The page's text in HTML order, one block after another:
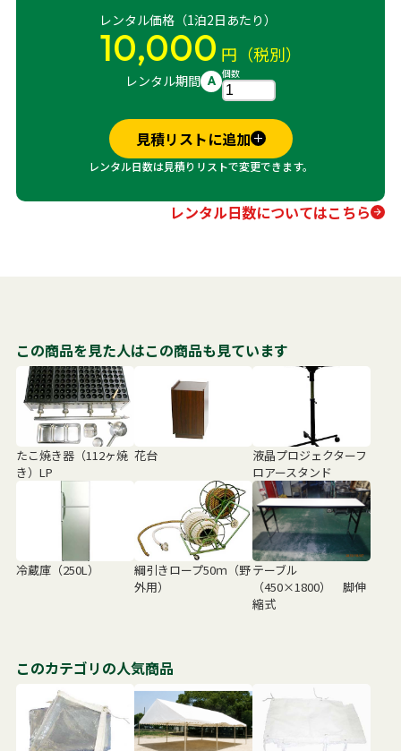
レンタル価格（1泊2日あたり）
10,000 円（税別）
レンタル期間 A 個数
見積リストに追加
レンタル日数は見積りリストで変更できます。
レンタル日数についてはこちら
この商品を見た人はこの商品も見ています
たこ焼き器（112ヶ焼
き）LP
花台
液晶プロジェクターフ
ロアースタンド
冷蔵庫（250L）
綱引きロープ50ｍ（野
外用）
テーブル
（450×1800） 脚伸
縮式
このカテゴリの人気商品